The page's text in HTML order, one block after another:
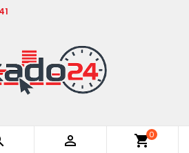
 shopping_cart0